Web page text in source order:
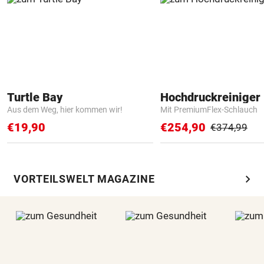
Turtle Bay
Aus dem Weg, hier kommen wir!
€19,90
Hochdruckreiniger
Mit PremiumFlex-Schlauch
€254,90 €374,99
VORTEILSWELT MAGAZINE chevron_right